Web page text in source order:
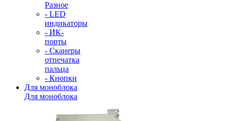
Разное
- LED
индикаторы
- ИК-
порты
- Сканеры
отпечатка
пальца
- Кнопки
Для моноблока
Для моноблока